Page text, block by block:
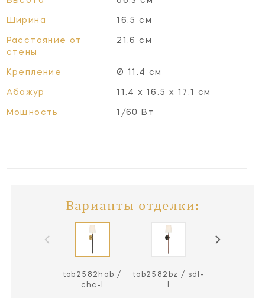
Ширина 16.5 см
Расстояние от
стены
21.6 см
Крепление Ø 11.4 см
Абажур 11.4 x 16.5 x 17.1 см
Мощность 1/60 Вт
Варианты отделки:
tob2582hab /
chc-l
tob2582bz / sdl-